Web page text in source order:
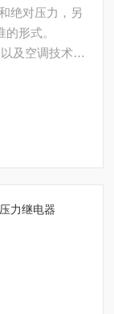
绝对压力，另
形式。
及空调技术领
0400-000